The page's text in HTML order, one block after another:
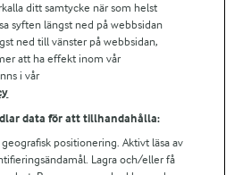
ditt samtycke när som helst
syften längst ned på webbsidan
ned till vänster på webbsidan,
att ha effekt inom vår
i vår
data för att tillhandahålla:
positionering. Aktivt läsa av
Lagra och/eller få